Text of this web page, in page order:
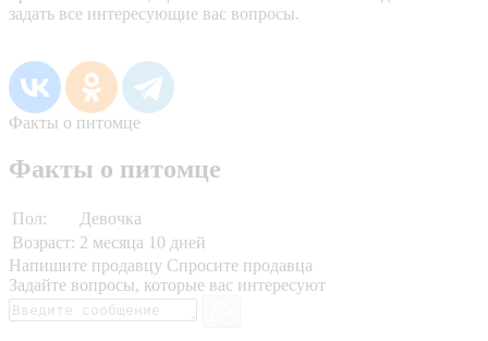
задать все интересующие вас вопросы.
Факты о питомце
Факты о питомце
Пол:
Девочка
Возраст: 2 месяца 10 дней
Напишите продавцу Спросите продавца
Задайте вопросы, которые вас интересуют